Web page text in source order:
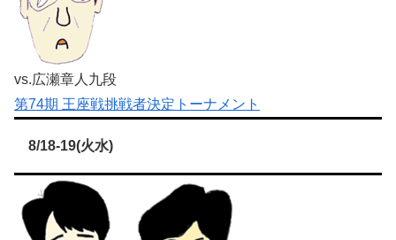
vs.広瀬章人九段
第74期 王座戦挑戦者決定トーナメント
8/18-19(火水)